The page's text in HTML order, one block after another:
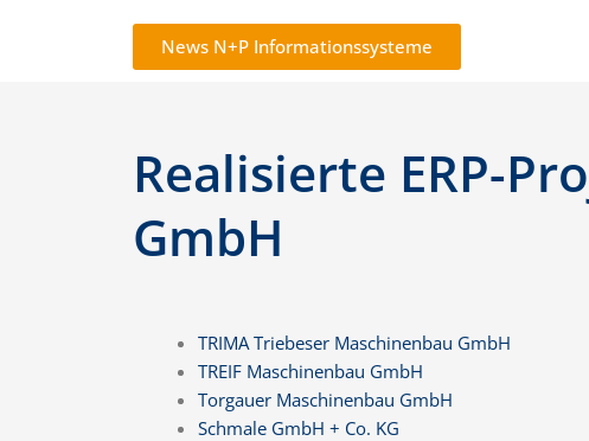
News N+P Informationssysteme
Realisierte ERP-
GmbH
TRIMA Triebeser Maschinenbau GmbH
TREIF Maschinenbau GmbH
Torgauer Maschinenbau GmbH
Schmale GmbH + Co. KG